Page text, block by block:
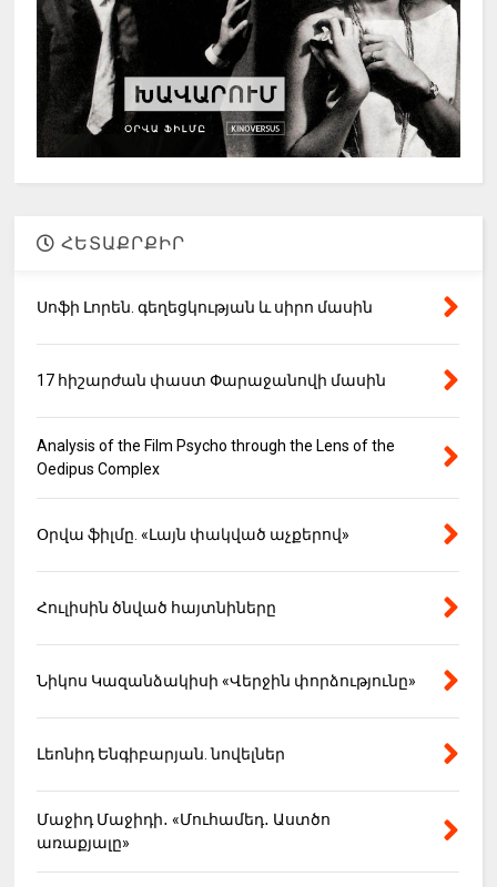
ՀԵՏԱՔՐՔԻՐ
Սոֆի Լորեն. գեղեցկության և սիրո մասին
17 հիշարժան փաստ Փարաջանովի մասին
Analysis of the Film Psycho through the Lens of the
Oedipus Complex
Օրվա ֆիլմը. «Լայն փակված աչքերով»
Հուլիսին ծնված հայտնիները
Նիկոս Կազանձակիսի «Վերջին փորձությունը»
Լեոնիդ Ենգիբարյան. նովելներ
Մաջիդ Մաջիդի․ «Մուհամեդ․ Աստծո
առաքյալը»